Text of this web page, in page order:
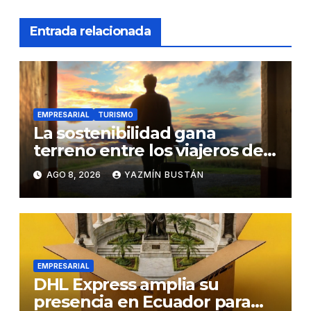
Entrada relacionada
EMPRESARIAL TURISMO
La sostenibilidad gana
terreno entre los viajeros de
negocios
AGO 8, 2026 YAZMÍN BUSTÁN
EMPRESARIAL
DHL Express amplia su
presencia en Ecuador para